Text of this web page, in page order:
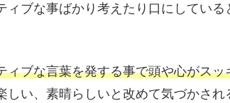
ィブな事ばかり考えたり口にしてい
ィブな言葉を発する事で頭や心がス
しい、素晴らしいと改めて気づかさ